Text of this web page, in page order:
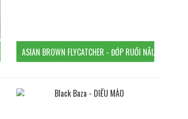
ASIAN BROWN FLYCATCHER - ĐỚP RUỒI NÂU